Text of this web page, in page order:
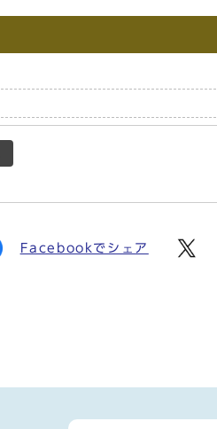
Facebookでシェア